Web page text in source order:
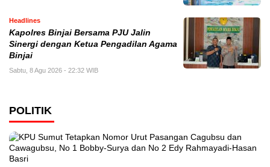
Headlines
Kapolres Binjai Bersama PJU Jalin
Sinergi dengan Ketua Pengadilan Agama
Binjai
Sabtu, 8 Agu 2026 - 22:32 WIB
POLITIK